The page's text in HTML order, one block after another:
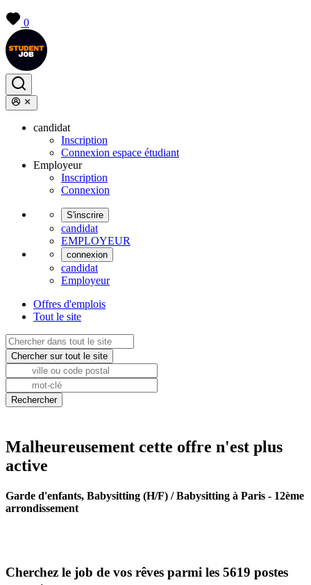
0
candidat
Inscription
Connexion espace étudiant
Employeur
Inscription
Connexion
S'inscrire
candidat
EMPLOYEUR
connexion
candidat
Employeur
Offres d'emplois
Tout le site
Malheureusement cette offre n'est plus
active
Garde d'enfants, Babysitting (H/F) / Babysitting à Paris - 12ème
arrondissement
Cherchez le job de vos rêves parmi les 5619 postes